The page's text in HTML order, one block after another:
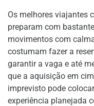
Os melhores viajantes
preparam com
movimentos com
costumam fazer a
garantir a vaga e até
que a aquisição em
imprevisto pode
experiência planejada